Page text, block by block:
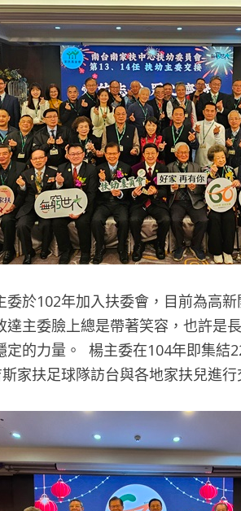
委於102年加入扶委會，目前為高
達主委臉上總是帶著笑容，也許是
定的力量。 楊主委在104年即集結
家扶足球隊訪台與各地家扶兒進